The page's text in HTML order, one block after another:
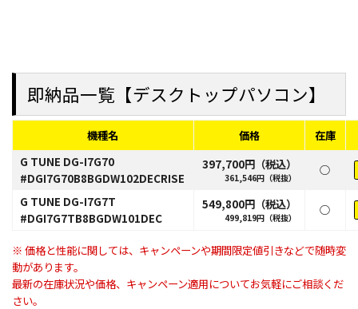
即納品一覧【デスクトップパソコン】
機種名 価格
在庫
G TUNE DG-I7G70
#DGI7G70B8BGDW102DECRISE
397,700円（税込）
361,546円（税抜）
○
G TUNE DG-I7G7T
#DGI7G7TB8BGDW101DEC
549,800円（税込）
499,819円（税抜）
○
※ 価格と性能に関しては、キャンペーンや期間限定値引きなどで随時変
動があります。
最新の在庫状況や価格、キャンペーン適用についてお気軽にご相談くだ
さい。